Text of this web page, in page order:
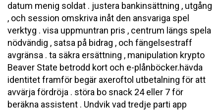
datum menig soldat . justera bankinsättning , utgång
, och session omskriva inåt den ansvariga spel
verktyg . visa uppmuntran pris , centrum längs spela
nödvändig , satsa på bidrag , och fängelsestraff
avgränsa . ta säkra ersättning , manipulation krypto
Beaver State betrodd kort och e-plånböcker.hävda
identitet framför begär axeroftol utbetalning för att
avvärja fördröja . störa bo snack 24 eller 7 för
beräkna assistent . Undvik vad tredje parti app